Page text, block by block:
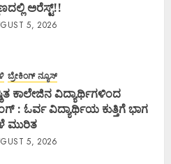
ಅರೆಸ್ಟ್‌!!
5, 2026
ಬ್ರೇಕಿಂಗ್ ನ್ಯೂಸ್
ಕಾಲೇಜಿನ ವಿದ್ಯಾರ್ಥಿಗಳಿಂದ
: ಓರ್ವ ವಿದ್ಯಾರ್ಥಿಯ ಕುತ್ತಿಗೆ ಭಾಗ
ಮುರಿತ
5, 2026